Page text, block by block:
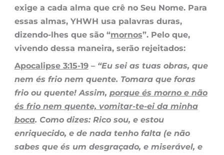
exige a cada alma que crê no Seu Nome. Para
essas almas, YHWH usa palavras duras,
dizendo-lhes que são “mornos”. Pelo que,
vivendo dessa maneira, serão rejeitados:
Apocalipse 3:15-19– “Eu sei as tuas obras, que
nem és frio nem quente. Tomara que foras
frio ou quente! Assim, porque és morno e não
és frio nem quente, vomitar-te-ei da minha
boca. Como dizes: Rico sou, e estou
enriquecido, e de nada tenho falta (e não
sabes que és um desgraçado, e miserável, e